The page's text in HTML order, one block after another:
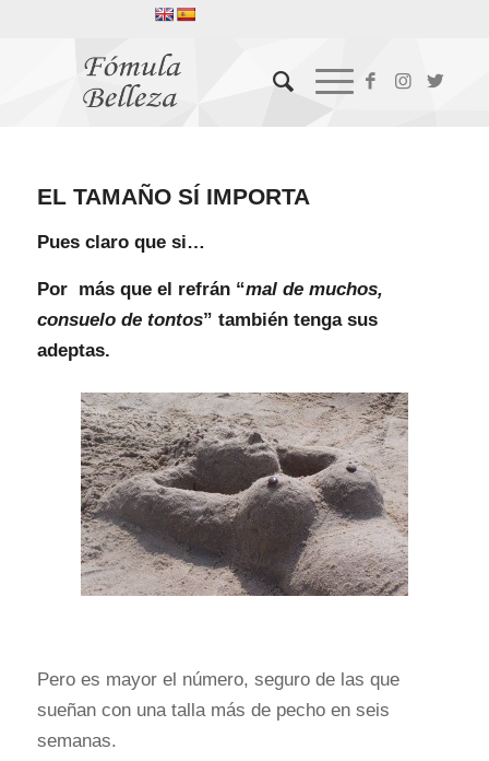
EL TAMAÑO SÍ IMPORTA
Pues claro que si…
Por más que el refrán “mal de muchos,
consuelo de tontos” también tenga sus
adeptas.
Pero es mayor el número, seguro de las que
sueñan con una talla más de pecho en seis
semanas.